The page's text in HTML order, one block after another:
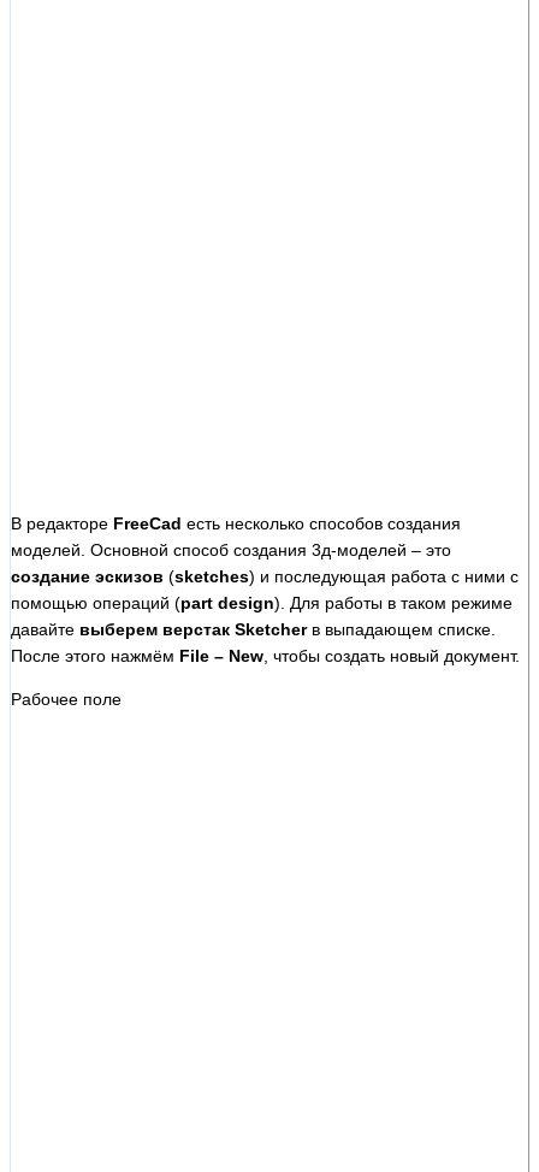
В редакторе FreeCad есть несколько способов создания
моделей. Основной способ создания 3д-моделей – это
создание эскизов (sketches) и последующая работа с ними с
помощью операций (part design). Для работы в таком режиме
давайте выберем верстак Sketcherв выпадающем списке.
После этого нажмём File – New , чтобы создать новый документ.
Рабочее поле